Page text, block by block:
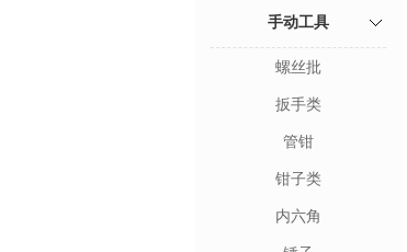
手动工具
螺丝批
扳手类
管钳
钳子类
内六角